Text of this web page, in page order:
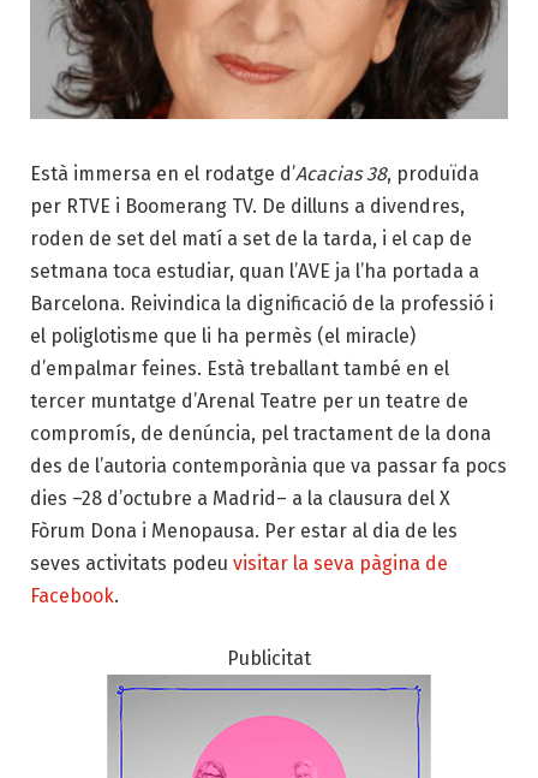
Està immersa en el rodatge d’Acacias 38, produïda
per RTVE i Boomerang TV. De dilluns a divendres,
roden de set del matí a set de la tarda, i el cap de
setmana toca estudiar, quan l’AVE ja l’ha portada a
Barcelona. Reivindica la dignificació de la professió i
el poliglotisme que li ha permès (el miracle)
d’empalmar feines. Està treballant també en el
tercer muntatge d’Arenal Teatre per un teatre de
compromís, de denúncia, pel tractament de la dona
des de l’autoria contemporània que va passar fa pocs
dies –28 d’octubre a Madrid– a la clausura del X
Fòrum Dona i Menopausa. Per estar al dia de les
seves activitats podeu visitar la seva pàgina de
Facebook.
Publicitat